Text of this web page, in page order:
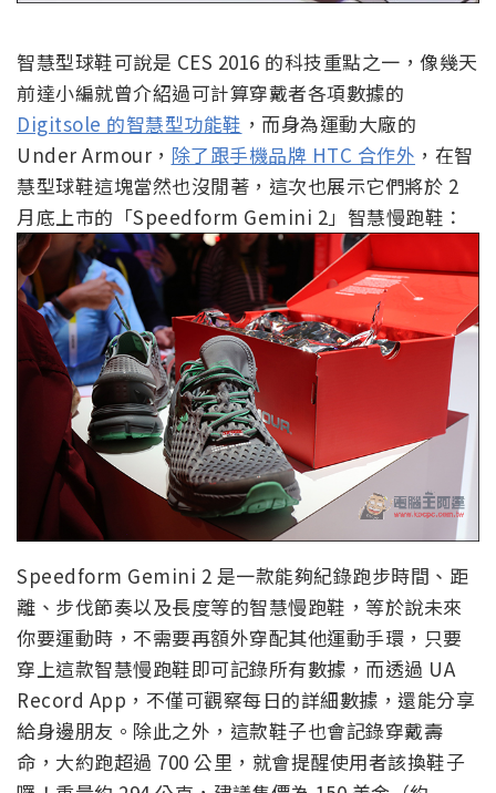
智慧型球鞋可說是 CES 2016 的科技重點之一，像幾天
前達小編就曾介紹過可計算穿戴者各項數據的
Digitsole 的智慧型功能鞋 ，而身為運動大廠的
Under Armour， 除了跟手機品牌 HTC 合作外 ，在智
慧型球鞋這塊當然也沒閒著，這次也展示它們將於 2
月底上市的「Speedform Gemini 2」智慧慢跑鞋：
Speedform Gemini 2 是一款能夠紀錄跑步時間、距
離、步伐節奏以及長度等的智慧慢跑鞋，等於說未來
你要運動時，不需要再額外穿配其他運動手環，只要
穿上這款智慧慢跑鞋即可記錄所有數據，而透過 UA
Record App，不僅可觀察每日的詳細數據，還能分享
給身邊朋友。除此之外，這款鞋子也會記錄穿戴壽
命，大約跑超過 700 公里，就會提醒使用者該換鞋子